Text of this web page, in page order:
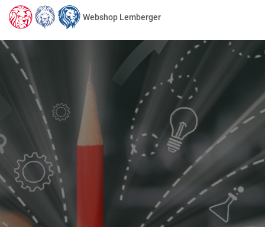
Webshop Lemberger